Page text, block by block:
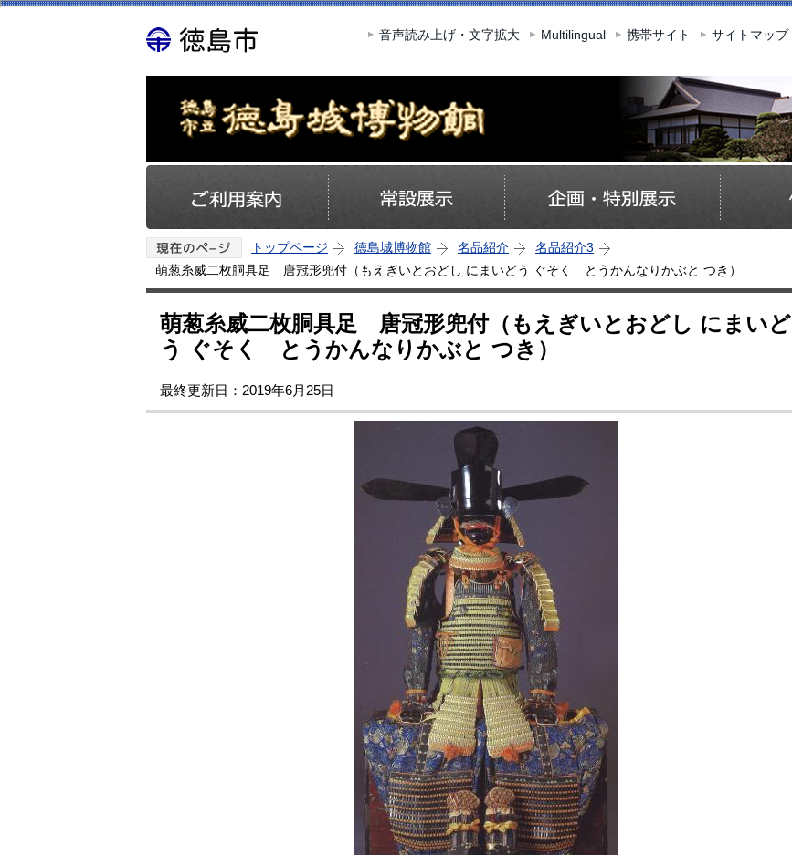
このページの本文へ移動
音声読み上げ・文字拡大 Multilingual 携帯サイト サイトマップ
トップページ 徳島城博物館 名品紹介
名品紹介3
萌葱糸威二枚胴具足 唐冠形兜付（もえぎいとおどし にまいどう ぐそく とうかんなりかぶと つき）
萌葱糸威二枚胴具足 唐冠形兜付（もえぎいとおどし にまいど
う ぐそく とうかんなりかぶと つき）
最終更新日：2019年6月25日